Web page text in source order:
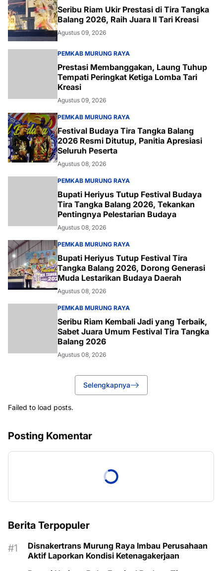
Seribu Riam Ukir Prestasi di Tira Tangka
Balang 2026, Raih Juara II Tari Kreasi
Agustus 09, 2026
PEMKAB MURUNG RAYA
Prestasi Membanggakan, Laung Tuhup
Tempati Peringkat Ketiga Lomba Tari
Kreasi
Agustus 09, 2026
PEMKAB MURUNG RAYA
Festival Budaya Tira Tangka Balang
2026 Resmi Ditutup, Panitia Apresiasi
Seluruh Peserta
Agustus 08, 2026
PEMKAB MURUNG RAYA
Bupati Heriyus Tutup Festival Budaya
Tira Tangka Balang 2026, Tekankan
Pentingnya Pelestarian Budaya
Agustus 08, 2026
PEMKAB MURUNG RAYA
Bupati Heriyus Tutup Festival Tira
Tangka Balang 2026, Dorong Generasi
Muda Lestarikan Budaya Daerah
Agustus 08, 2026
PEMKAB MURUNG RAYA
Seribu Riam Kembali Jadi yang Terbaik,
Sabet Juara Umum Festival Tira Tangka
Balang 2026
Agustus 08, 2026
Selengkapnya
Failed to load posts.
Posting Komentar
Berita Terpopuler
Disnakertrans Murung Raya Imbau Perusahaan
Aktif Laporkan Kondisi Ketenagakerjaan